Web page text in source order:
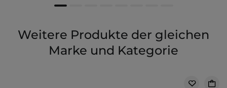
Weitere Produkte der gleichen
Marke und Kategorie